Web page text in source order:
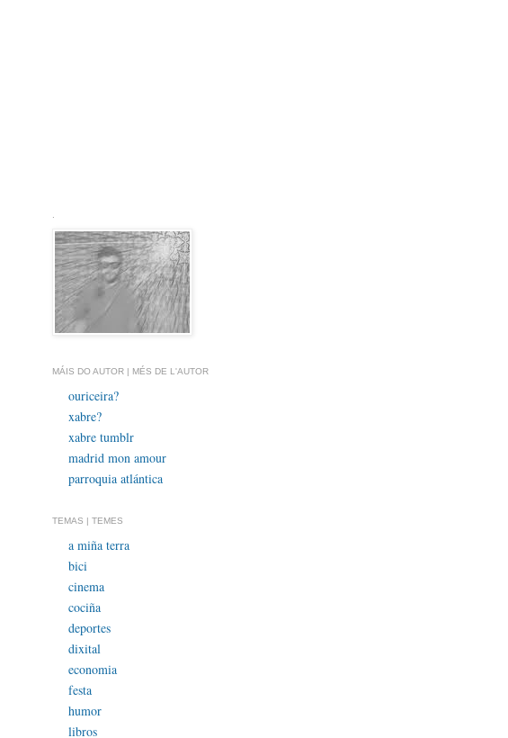
MÁIS DO AUTOR | MÉS DE L'AUTOR
ouriceira?
xabre?
xabre tumblr
madrid mon amour
parroquia atlántica
TEMAS | TEMES
a miña terra
bici
cinema
cociña
deportes
dixital
economia
festa
humor
libros